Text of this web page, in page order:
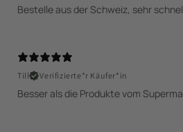
Bestelle aus der Schweiz, sehr
Till
Verifizierte*r Käufer*in
Besser als die Produkte vom